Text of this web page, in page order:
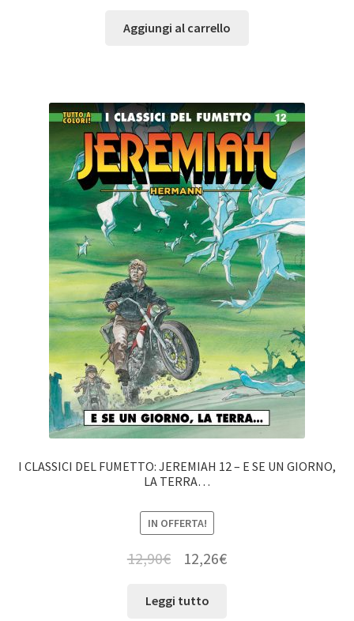
Aggiungi al carrello
I CLASSICI DEL FUMETTO: JEREMIAH 12 – E SE UN GIORNO,
LA TERRA…
IN OFFERTA!
12,90€ 12,26€
Leggi tutto